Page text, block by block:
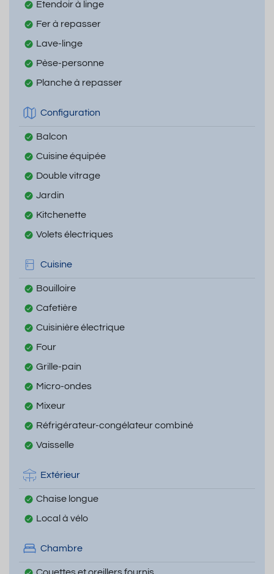
Etendoir à linge
Fer à repasser
Lave-linge
Pèse-personne
Planche à repasser
Configuration
Balcon
Cuisine équipée
Double vitrage
Jardin
Kitchenette
Volets électriques
Cuisine
Bouilloire
Cafetière
Cuisinière électrique
Four
Grille-pain
Micro-ondes
Mixeur
Réfrigérateur-congélateur combiné
Vaisselle
Extérieur
Chaise longue
Local à vélo
Chambre
Couettes et oreillers fournis